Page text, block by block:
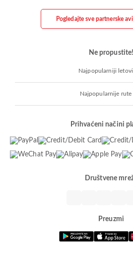
Pogledajte sve partnerske
Ne propustite!
Najpopularniji letovi
Najpopularnije rute
Prihvaćeni načini
Društvene
Preuzmi